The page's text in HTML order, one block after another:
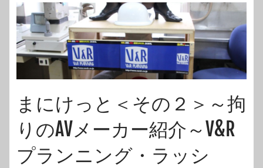
まにけっと＜その２＞～拘
りのAVメーカー紹介～V&R
プランニング・ラッシ